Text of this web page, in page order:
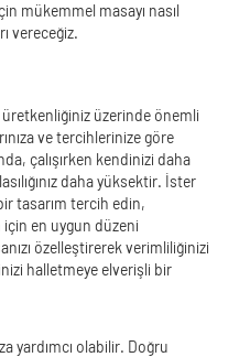
mükemmel masayı nasıl
vereceğiz.
üretkenliğiniz üzerinde önemli
ve tercihlerinize göre
çalışırken kendinizi daha
daha yüksektir. İster
tasarım tercih edin,
en uygun düzeni
özelleştirerek verimliliğinizi
halletmeye elverişli bir
yardımcı olabilir. Doğru